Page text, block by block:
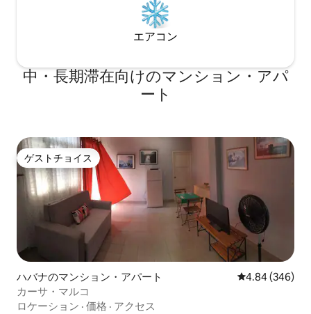
エアコン
中・長期滞在向けのマンション・アパ
ート
ゲストチョイス
ゲストチョイス
ハバナのマンション・アパート レビュー346
4.84 (346)
カーサ・マルコ
ロケーション · 価格 · アクセス